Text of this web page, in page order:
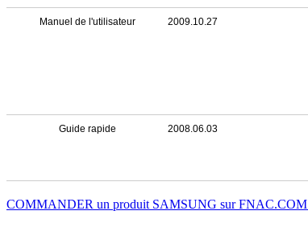
Manuel de l'utilisateur 2009.10.27
Guide rapide 2008.06.03
COMMANDER un produit SAMSUNG sur FNAC.COM